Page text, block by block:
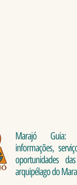
Marajó
informações,
oportunidades
arquipélago do